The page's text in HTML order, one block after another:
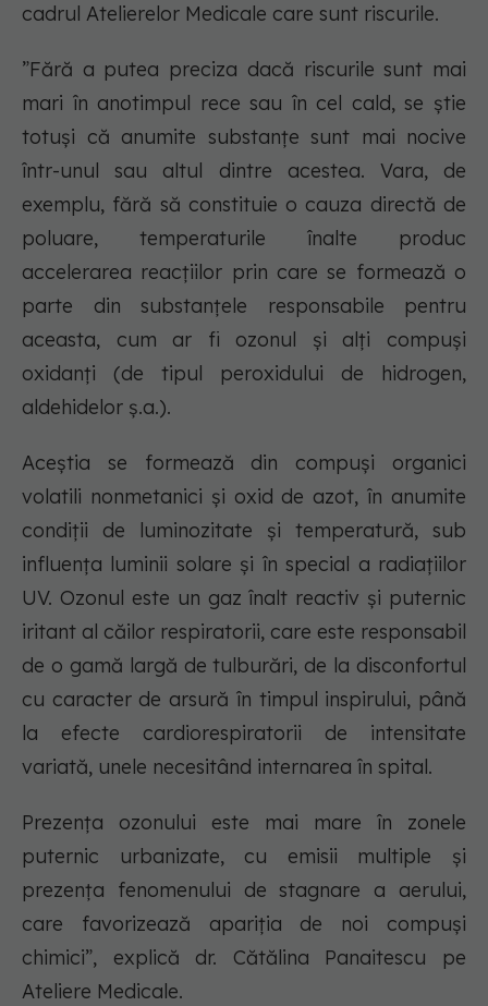
cadrul Atelierelor Medicale care sunt riscurile.
”Fără a putea preciza dacă riscurile sunt mai
mari în anotimpul rece sau în cel cald, se știe
totuși că anumite substanțe sunt mai nocive
într-unul sau altul dintre acestea. Vara, de
exemplu, fără să constituie o cauza directă de
poluare, temperaturile înalte produc
accelerarea reacțiilor prin care se formează o
parte din substanțele responsabile pentru
aceasta, cum ar fi ozonul și alți compuși
oxidanți (de tipul peroxidului de hidrogen,
aldehidelor ș.a.).
Aceștia se formează din compuși organici
volatili nonmetanici și oxid de azot, în anumite
condiții de luminozitate și temperatură, sub
influența luminii solare și în special a radiațiilor
UV. Ozonul este un gaz înalt reactiv și puternic
iritant al căilor respiratorii, care este responsabil
de o gamă largă de tulburări, de la disconfortul
cu caracter de arsură în timpul inspirului, până
la efecte cardiorespiratorii de intensitate
variată, unele necesitând internarea în spital.
Prezența ozonului este mai mare în zonele
puternic urbanizate, cu emisii multiple și
prezența fenomenului de stagnare a aerului,
care favorizează apariția de noi compuși
chimici”, explică dr. Cătălina Panaitescu pe
Ateliere Medicale.